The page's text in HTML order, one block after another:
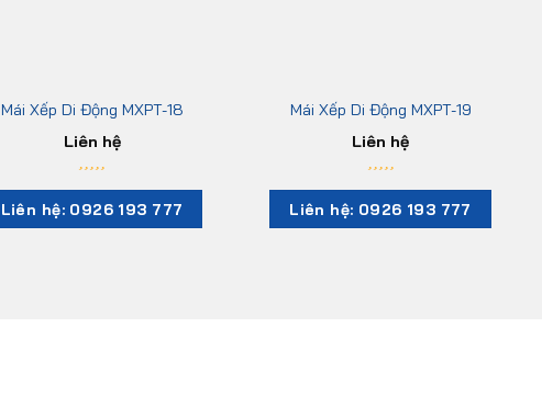
Mái Xếp Di Động MXPT-18
Liên hệ
Liên hệ: 0926 193 777
Mái Xếp Di Động MXPT-19
Liên hệ
Liên hệ: 0926 193 777